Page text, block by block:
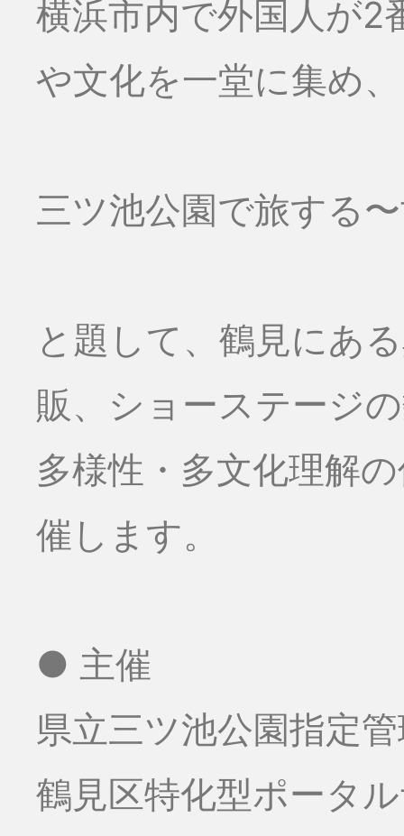
横浜市内で外国人が2
や文化を一堂に集め、
三ツ池公園で旅する
と題して、鶴見にあ
販、ショーステージ
多様性・多文化理解
催します。
● 主催
県立三ツ池公園指定
鶴見区特化型ポータ